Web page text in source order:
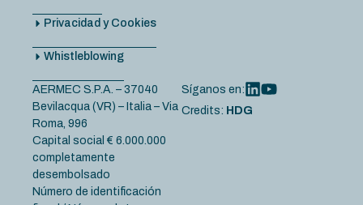
Privacidad y Cookies
Whistleblowing
AERMEC S.P.A. – 37040
Bevilacqua (VR) – Italia – Via
Roma, 996
Capital social € 6.000.000
completamente
desembolsado
Número de identificación
Síganos en:
Credits: HDG